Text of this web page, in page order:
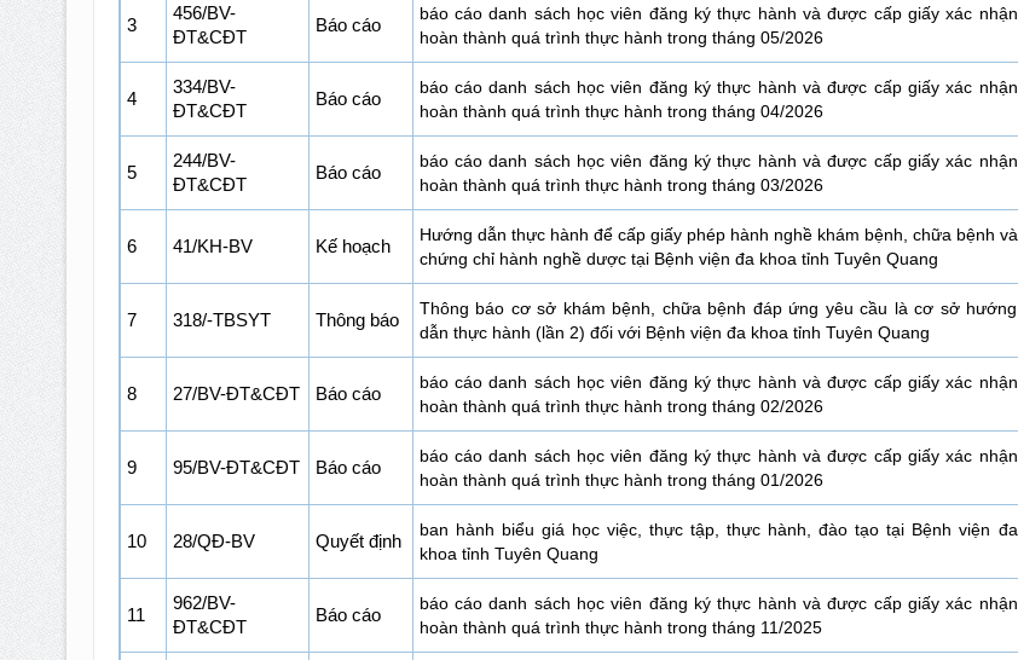
3
456/BV-
ĐT&CĐT
Báo cáo
báo cáo danh sách học viên đăng ký thực hành và được cấp giấy xác nhận
hoàn thành quá trình thực hành trong tháng 05/2026
4
334/BV-
ĐT&CĐT
Báo cáo
báo cáo danh sách học viên đăng ký thực hành và được cấp giấy xác nhận
hoàn thành quá trình thực hành trong tháng 04/2026
5
244/BV-
ĐT&CĐT
Báo cáo
báo cáo danh sách học viên đăng ký thực hành và được cấp giấy xác nhận
hoàn thành quá trình thực hành trong tháng 03/2026
6 41/KH-BV Kế hoạch
Hướng dẫn thực hành để cấp giấy phép hành nghề khám bệnh, chữa bệnh và
chứng chỉ hành nghề dược tại Bệnh viện đa khoa tỉnh Tuyên Quang
7 318/-TBSYT Thông báo
Thông báo cơ sở khám bệnh, chữa bệnh đáp ứng yêu cầu là cơ sở hướng
dẫn thực hành (lần 2) đối với Bệnh viện đa khoa tỉnh Tuyên Quang
8 27/BV-ĐT&CĐT Báo cáo
báo cáo danh sách học viên đăng ký thực hành và được cấp giấy xác nhận
hoàn thành quá trình thực hành trong tháng 02/2026
9 95/BV-ĐT&CĐT Báo cáo
báo cáo danh sách học viên đăng ký thực hành và được cấp giấy xác nhận
hoàn thành quá trình thực hành trong tháng 01/2026
10 28/QĐ-BV Quyết định
ban hành biểu giá học việc, thực tập, thực hành, đào tạo tại Bệnh viện đa
khoa tỉnh Tuyên Quang
11
962/BV-
ĐT&CĐT
Báo cáo
báo cáo danh sách học viên đăng ký thực hành và được cấp giấy xác nhận
hoàn thành quá trình thực hành trong tháng 11/2025